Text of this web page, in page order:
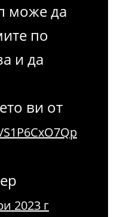
може да
по
и да
ви от
2023 г